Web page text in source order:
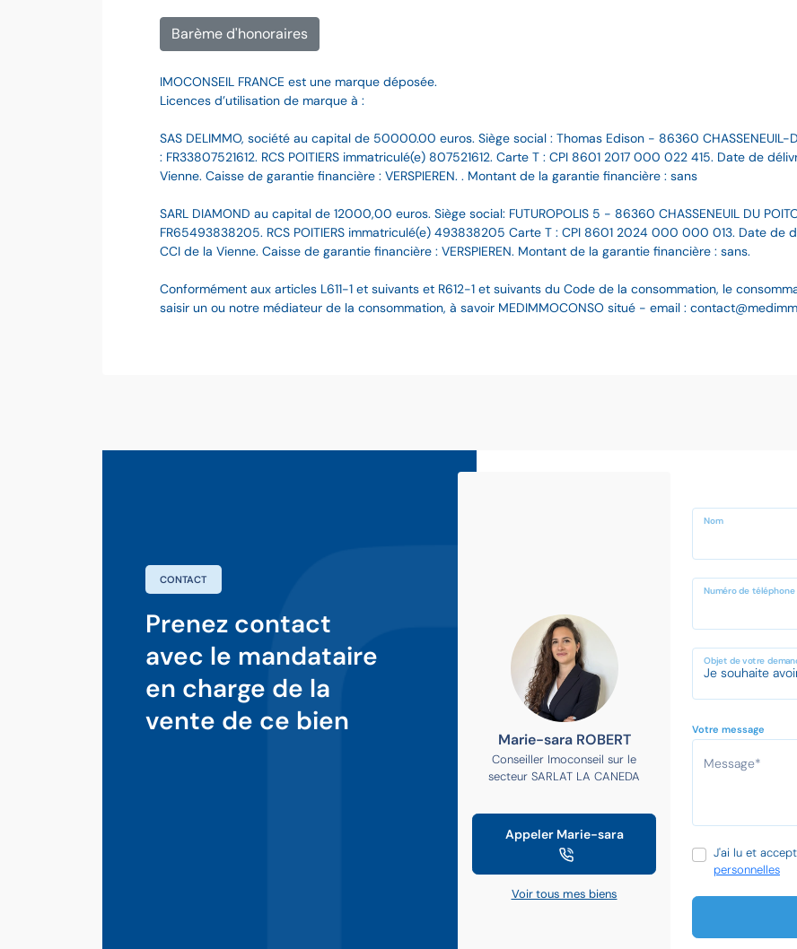
Barème d'honoraires
IMOCONSEIL FRANCE est une marque déposée.
Licences d’utilisation de marque à :
SAS DELIMMO, société au capital de 50000.00 euros. Siège social : Thomas Edison - 86360 CHASSENEUIL-
: FR33807521612. RCS POITIERS immatriculé(e) 807521612. Carte T : CPI 8601 2017 000 022 415. Date de
Vienne. Caisse de garantie financière : VERSPIEREN. . Montant de la garantie financière : sans
SARL DIAMOND au capital de 12000,00 euros. Siège social: FUTUROPOLIS 5 - 86360 CHASSENEUIL DU
FR65493838205. RCS POITIERS immatriculé(e) 493838205 Carte T : CPI 8601 2024 000 000 013. Date de
CCI de la Vienne. Caisse de garantie financière : VERSPIEREN. Montant de la garantie financière : sans.
Conformément aux articles L611-1 et suivants et R612-1 et suivants du Code de la consommation, le
saisir un ou notre médiateur de la consommation, à savoir MEDIMMOCONSO situé - email :
CONTACT
Prenez contact
avec le mandataire
en charge de la
vente de ce bien
Marie-sara ROBERT
Conseiller Imoconseil sur le
secteur SARLAT LA CANEDA
Appeler Marie-sara
Voir tous mes biens
Nom
Numéro de téléphone
Objet de votre
Votre message
J'ai lu et
personnelles